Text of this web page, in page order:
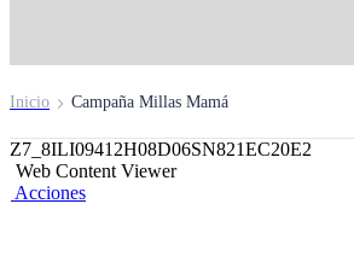
Inicio Campaña Millas Mamá
Z7_8ILI09412H08D06SN821EC20E2
Web Content Viewer
Acciones